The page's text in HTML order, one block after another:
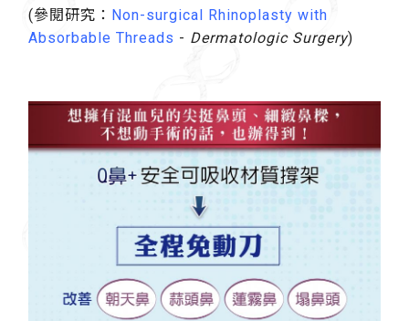
(參閱研究： Non-surgical Rhinoplasty with
Absorbable Threads - Dermatologic Surgery)